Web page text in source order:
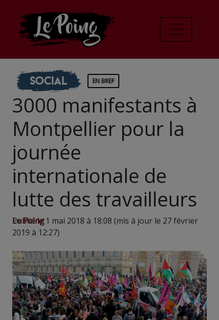
Social EN BREF
3000 manifestants à
Montpellier pour la
journée
internationale de
lutte des travailleurs
Le Poing
Publié le 1 mai 2018 à 18:08 (mis à jour le 27 février
2019 à 12:27)